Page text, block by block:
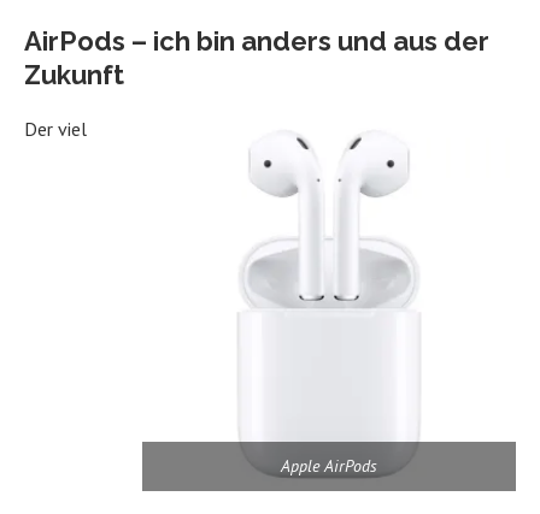
AirPods – ich bin anders und aus der
Zukunft
Apple AirPods
Der viel